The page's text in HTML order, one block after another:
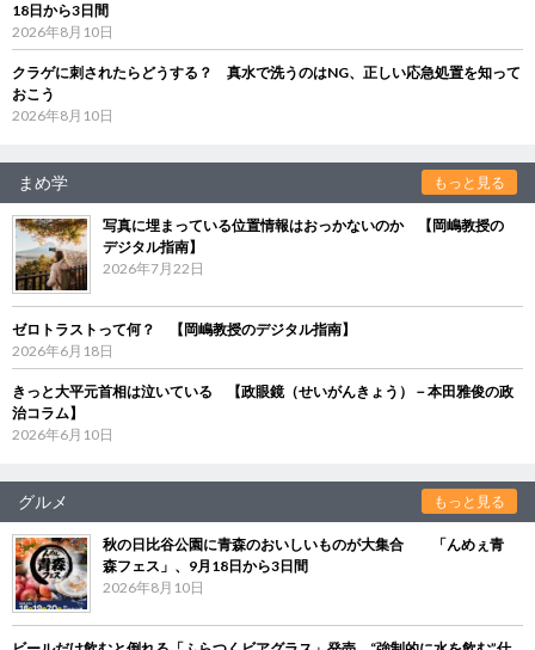
18日から3日間
2026年8月10日
クラゲに刺されたらどうする？ 真水で洗うのはNG、正しい応急処置を知って
おこう
2026年8月10日
まめ学 もっと見る
写真に埋まっている位置情報はおっかないのか 【岡嶋教授の
デジタル指南】
2026年7月22日
ゼロトラストって何？ 【岡嶋教授のデジタル指南】
2026年6月18日
きっと大平元首相は泣いている 【政眼鏡（せいがんきょう）－本田雅俊の政
治コラム】
2026年6月10日
グルメ もっと見る
秋の日比谷公園に青森のおいしいものが大集合 「んめぇ青
森フェス」、9月18日から3日間
2026年8月10日